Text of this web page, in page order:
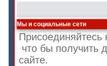
Мы и социальные сети
Присоединяйтесь
что бы получить
сайте.